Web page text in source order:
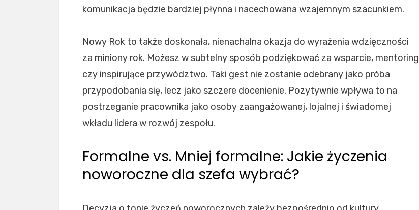
komunikacja będzie bardziej płynna i nacechowana wzajemnym szacunkiem.
Nowy Rok to także doskonała, nienachalna okazja do wyrażenia wdzięczności
za miniony rok. Możesz w subtelny sposób podziękować za wsparcie, mentoring
czy inspirujące przywództwo. Taki gest nie zostanie odebrany jako próba
przypodobania się, lecz jako szczere docenienie. Pozytywnie wpływa to na
postrzeganie pracownika jako osoby zaangażowanej, lojalnej i świadomej
wkładu lidera w rozwój zespołu.
Formalne vs. Mniej formalne: Jakie życzenia
noworoczne dla szefa wybrać?